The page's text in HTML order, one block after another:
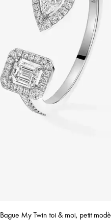
Bague My Twin toi & moi, petit